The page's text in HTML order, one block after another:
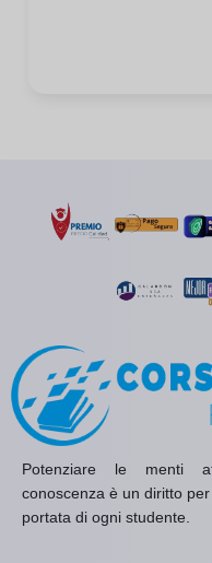
Potenziare le menti
conoscenza è un diritto
portata di ogni studente.